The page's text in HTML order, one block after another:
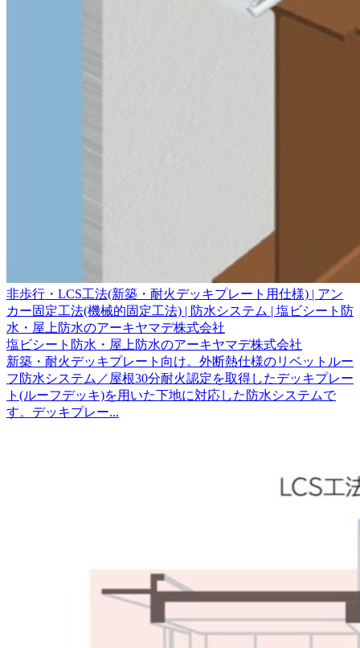
非歩行・LCS工法(新築・耐火デッキプレート用仕様) | アン
カー固定工法(機械的固定工法) | 防水システム | 塩ビシート防
水・屋上防水のアーキヤマデ株式会社
塩ビシート防水・屋上防水のアーキヤマデ株式会社
新築・耐火デッキプレート向け。外断熱仕様のリベットルー
フ防水システム／屋根30分耐火認定を取得したデッキプレー
ト(ルーフデッキ)を用いた下地に対応した防水システムで
す。デッキプレー...